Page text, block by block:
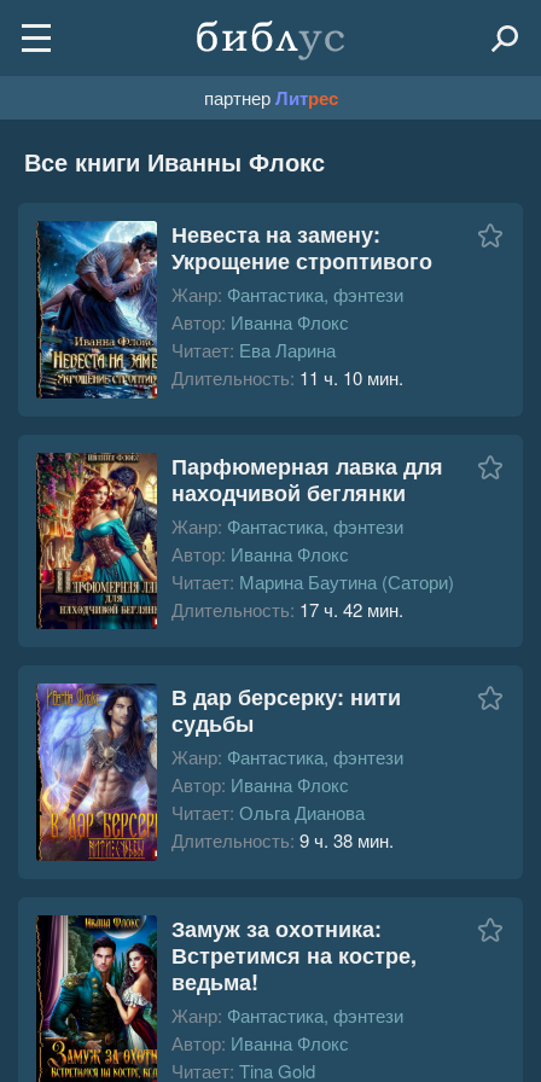
партнерЛитрес
Все книги Иванны Флокс
Невеста на замену:
Укрощение строптивого
Жанр: Фантастика, фэнтези
Автор: Иванна Флокс
Читает: Ева Ларина
Длительность: 11 ч. 10 мин.
Парфюмерная лавка для
находчивой беглянки
Жанр: Фантастика, фэнтези
Автор: Иванна Флокс
Читает: Марина Баутина (Сатори)
Длительность: 17 ч. 42 мин.
В дар берсерку: нити
судьбы
Жанр: Фантастика, фэнтези
Автор: Иванна Флокс
Читает: Ольга Дианова
Длительность: 9 ч. 38 мин.
Замуж за охотника:
Встретимся на костре,
ведьма!
Жанр: Фантастика, фэнтези
Автор: Иванна Флокс
Читает: Tina Gold